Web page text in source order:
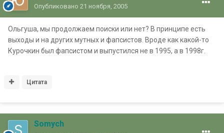
Опубликовано 21 ноября, 2005
Ольгуша, мы продолжаем поиски или нет? В принципе есть
выходы и на других мутных и фапсистов. Вроде как какой-то
Курочкин был фапсистом и выпустился не в 1995, а в 1998г.
Цитата
Somych